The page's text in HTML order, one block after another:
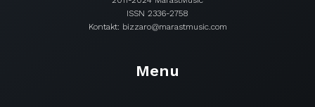
ISSN 2336-2758
Kontakt: bizzaro@marastmusic.com
Menu